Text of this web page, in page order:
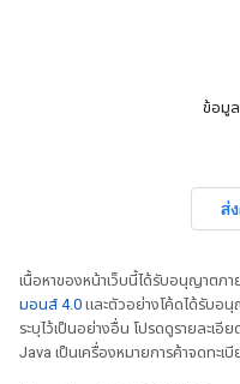
ข้อมูล
ส่
เนื้อหาของหน้าเว็บนี้ได้รับอนุญาตภา
มอนส์ 4.0 และตัวอย่างโค้ดได้รับอนุ
ระบุไว้เป็นอย่างอื่น โปรดดูรายละเอีย
Java เป็นเครื่องหมายการค้าจดทะเ